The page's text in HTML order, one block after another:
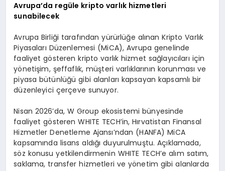
Avrupa’da regüle kripto varlık hizmetleri
sunabilecek
Avrupa Birliği tarafından yürürlüğe alınan Kripto Varlık
Piyasaları Düzenlemesi (MiCA), Avrupa genelinde
faaliyet gösteren kripto varlık hizmet sağlayıcıları için
yönetişim, şeffaflık, müşteri varlıklarının korunması ve
piyasa bütünlüğü gibi alanları kapsayan kapsamlı bir
düzenleyici çerçeve sunuyor.
Nisan 2026’da, W Group ekosistemi bünyesinde
faaliyet gösteren WHITE TECH’in, Hırvatistan Finansal
Hizmetler Denetleme Ajansı’ndan (HANFA) MiCA
kapsamında lisans aldığı duyurulmuştu. Açıklamada,
söz konusu yetkilendirmenin WHITE TECH’e alım satım,
saklama, transfer hizmetleri ve yönetim gibi alanlarda